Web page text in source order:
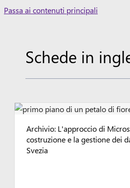
Skip
Passa ai contenuti principali
Schede in
Archivio: L'approccio di
costruzione e la gestione dei
Svezia